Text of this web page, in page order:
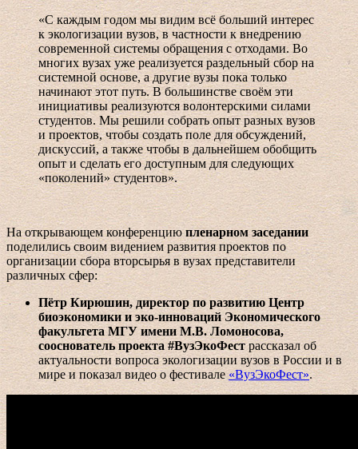
«С каждым годом мы видим всё больший интерес
к экологизации вузов, в частности к внедрению
современной системы обращения с отходами. Во
многих вузах уже реализуется раздельный сбор на
системной основе, а другие вузы пока только
начинают этот путь. В большинстве своём эти
инициативы реализуются волонтерскими силами
студентов. Мы решили собрать опыт разных вузов
и проектов, чтобы создать поле для обсуждений,
дискуссий, а также чтобы в дальнейшем обобщить
опыт и сделать его доступным для следующих
«поколений» студентов».
На открывающем конференциюпленарном заседании
поделились своим видением развития проектов по
организации сбора вторсырья в вузах представители
различных сфер:
Пётр Кирюшин, директор по развитию Центр
биоэкономики и эко-инноваций Экономического
факультета МГУ имени М.В. Ломоносова,
сооснователь проекта #ВузЭкоФестрассказал об
актуальности вопроса экологизации вузов в России и в
мире и показал видео о фестивале«ВузЭкоФест».